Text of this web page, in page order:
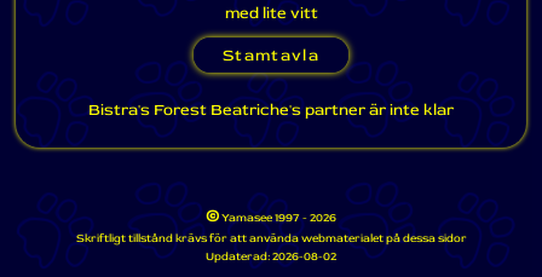
med lite vitt
Stamtavla
Bistra's Forest Beatriche's partner är inte klar
©Yamasee 1997 - 2026
Skriftligt tillstånd krävs för att använda webmaterialet på dessa sidor
Updaterad:2026-08-02